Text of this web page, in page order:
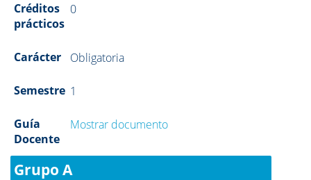
Créditos
prácticos
0
Carácter Obligatoria
Semestre 1
Guía
Docente
Mostrar documento
Grupo A